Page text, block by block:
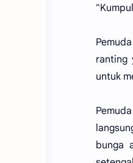
ranting
untuk
bunga